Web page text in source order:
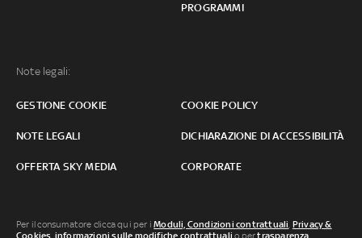
PROGRAMMI
Note legali:
GESTIONE COOKIE COOKIE POLICY
NOTE LEGALI DICHIARAZIONE DI ACCESSIBILITÀ
OFFERTA SKY MEDIA CORPORATE
Per il consumatore clicca qui per iModuli, Condizioni contrattuali, Privacy &
Cookies informazioni sulle modifiche contrattuali o pertrasparenza